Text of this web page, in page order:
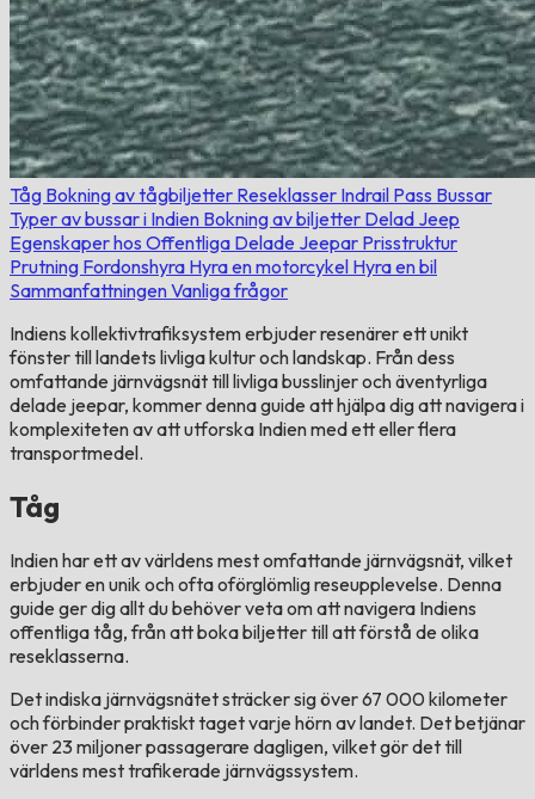
Tåg Bokning av tågbiljetter Reseklasser Indrail Pass Bussar
Typer av bussar i Indien Bokning av biljetter Delad Jeep
Egenskaper hos Offentliga Delade Jeepar Prisstruktur
Prutning Fordonshyra Hyra en motorcykel Hyra en bil
SammanfattningenVanliga frågor
Indiens kollektivtrafiksystem erbjuder resenärer ett unikt
fönster till landets livliga kultur och landskap. Från dess
omfattande järnvägsnät till livliga busslinjer och äventyrliga
delade jeepar, kommer denna guide att hjälpa dig att navigera i
komplexiteten av att utforska Indien med ett eller flera
transportmedel.
Tåg
Indien har ett av världens mest omfattande järnvägsnät, vilket
erbjuder en unik och ofta oförglömlig reseupplevelse. Denna
guide ger dig allt du behöver veta om att navigera Indiens
offentliga tåg, från att boka biljetter till att förstå de olika
reseklasserna.
Det indiska järnvägsnätet sträcker sig över 67 000 kilometer
och förbinder praktiskt taget varje hörn av landet. Det betjänar
över 23 miljoner passagerare dagligen, vilket gör det till
världens mest trafikerade järnvägssystem.